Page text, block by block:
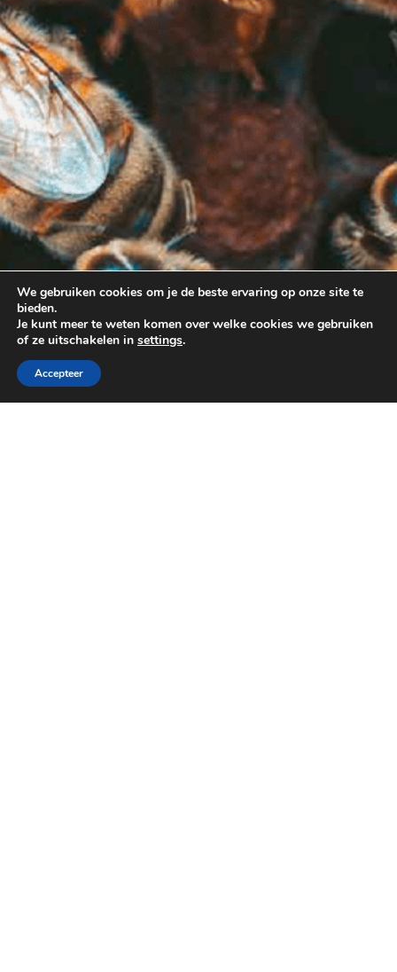
We gebruiken cookies om je de beste ervaring op onze site te
bieden.
Je kunt meer te weten komen over welke cookies we gebruiken
of ze uitschakelen in settings.
Accepteer